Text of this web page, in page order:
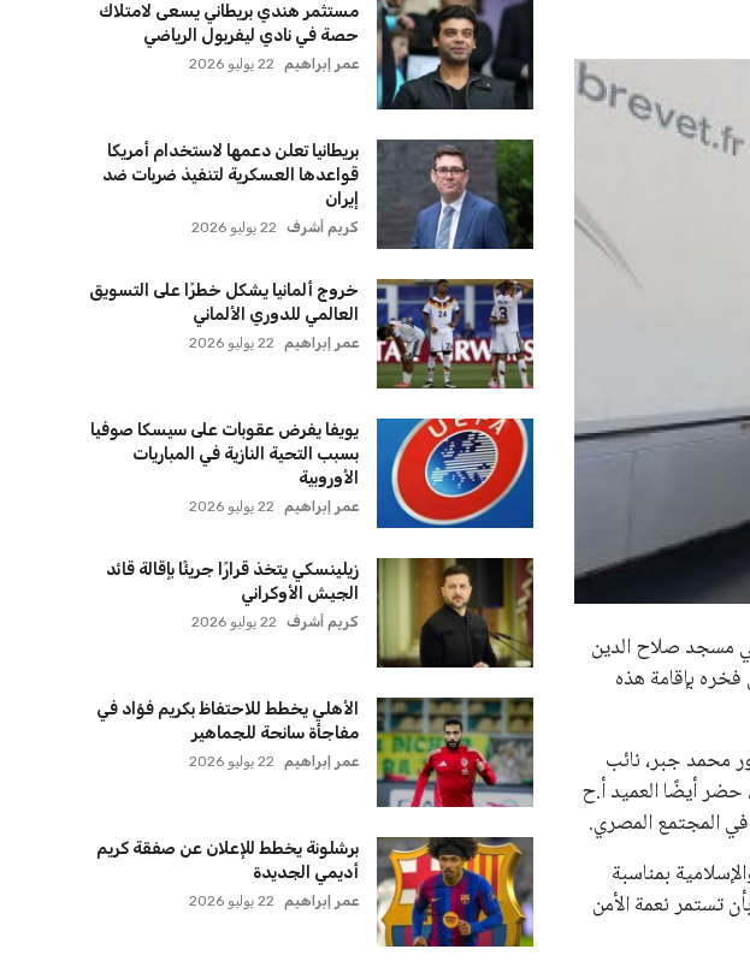
1448 هـ، حيث أقيمت الفعالية في مسجد صلاح الدين
بإقامة هذه
محمد جبر، نائب
حضر أيضًا العميد أ.ح
في المجتمع المصري.
بمناسبة
تستمر نعمة الأمن
مستثمر هندي بريطاني يسعى لامتلاك
حصة في نادي ليفربول الرياضي
عمر إبراهيم 22 يوليو 2026
بريطانيا تعلن دعمها لاستخدام أمريكا
قواعدها العسكرية لتنفيذ ضربات ضد
إيران
كريم أشرف 22 يوليو 2026
خروج ألمانيا يشكل خطرًا على التسويق
العالمي للدوري الألماني
عمر إبراهيم 22 يوليو 2026
يويفا يفرض عقوبات على سيسكا صوفيا
بسبب التحية النازية في المباريات
الأوروبية
عمر إبراهيم 22 يوليو 2026
زيلينسكي يتخذ قرارًا جريئًا بإقالة قائد
الجيش الأوكراني
كريم أشرف 22 يوليو 2026
الأهلي يخطط للاحتفاظ بكريم فؤاد في
مفاجأة سانحة للجماهير
عمر إبراهيم 22 يوليو 2026
برشلونة يخطط للإعلان عن صفقة كريم
أديمي الجديدة
عمر إبراهيم 22 يوليو 2026